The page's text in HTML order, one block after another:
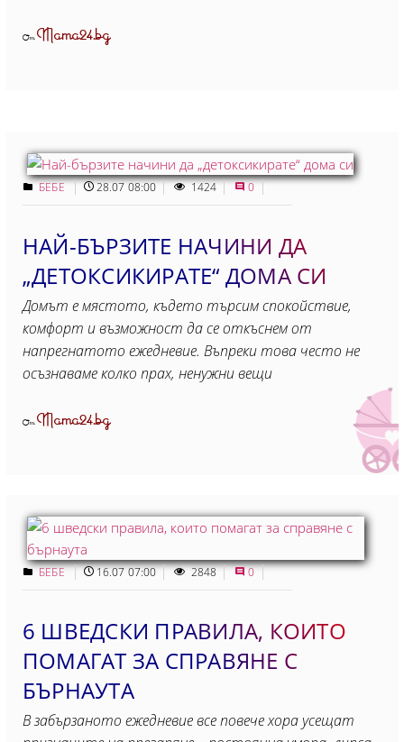
ОтMama24.bg
БЕБЕ 28.07 08:00 1424 0
НАЙ-БЪРЗИТЕ НАЧИНИ ДА
„ДЕТОКСИКИРАТЕ“ ДОМА СИ
Домът е мястото, където търсим спокойствие,
комфорт и възможност да се откъснем от
напрегнатото ежедневие. Въпреки това често не
осъзнаваме колко прах, ненужни вещи
ОтMama24.bg
БЕБЕ 16.07 07:00 2848 0
6 ШВЕДСКИ ПРАВИЛА, КОИТО
ПОМАГАТ ЗА СПРАВЯНЕ С
БЪРНАУТА
В забързаното ежедневие все повече хора усещат